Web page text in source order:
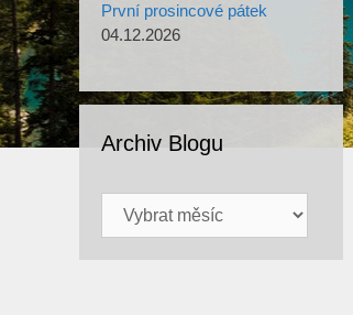
První prosincové pátek
04.12.2026
Archiv Blogu
Blogu